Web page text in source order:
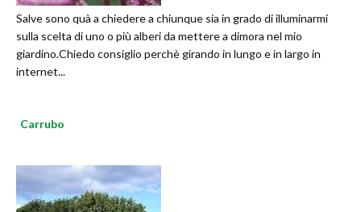
Salve sono quà a chiedere a chiunque sia in grado di illuminarmi
sulla scelta di uno o più alberi da mettere a dimora nel mio
giardino.Chiedo consiglio perchè girando in lungo e in largo in
internet...
Carrubo